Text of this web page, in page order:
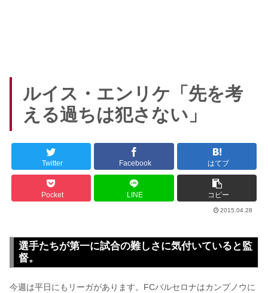
ルイス・エンリケ「先を考
える過ちは犯さない」
Twitter Facebook はてブ
Pocket LINE コピー
2015.04.28
選手たちが第一に試合の難しさに気付いていると監
督。
今週は平日にもリーガがあります。FCバルセロナはカンプノウに